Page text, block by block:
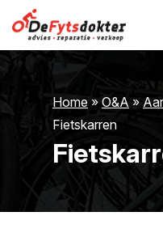
Home » O&A »
Fietskarren